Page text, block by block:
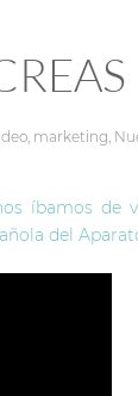
, marketing,
íbamos de
del